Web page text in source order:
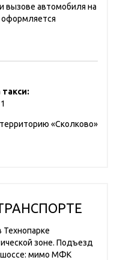
вызове автомобиля на
оформляется
«Сколково»
Технопарке
зоне. Подъезд
шоссе: мимо МФК